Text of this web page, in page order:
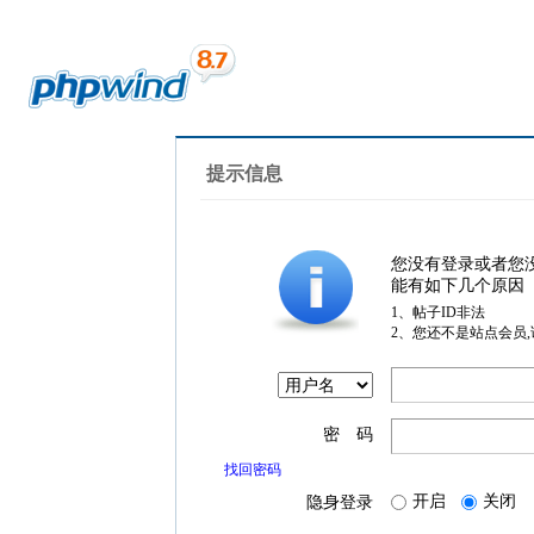
提示信息
您没有登录或者您
能有如下几个原因
1、帖子ID非法
2、您还不是站点会员
密 码
找回密码
隐身登录 开启 关闭